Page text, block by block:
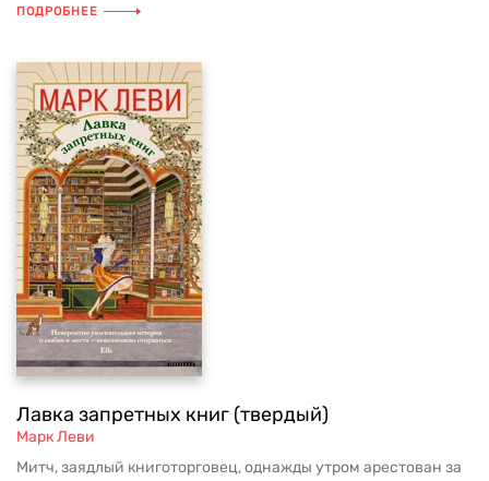
ПОДРОБНЕЕ
Лавка запретных книг (твердый)
Марк Леви
Митч, заядлый книготорговец, однажды утром арестован за